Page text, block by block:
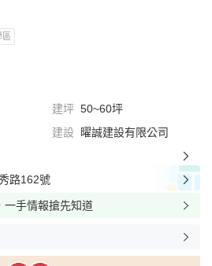
區
建坪 50~60坪
建設
曜誠建設有限公司
路162號
一手情報搶先知道